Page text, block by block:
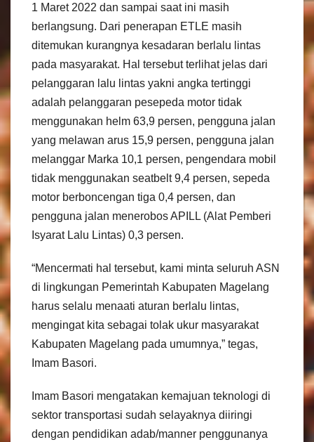
1 Maret 2022 dan sampai saat ini masih
berlangsung. Dari penerapan ETLE masih
ditemukan kurangnya kesadaran berlalu lintas
pada masyarakat. Hal tersebut terlihat jelas dari
pelanggaran lalu lintas yakni angka tertinggi
adalah pelanggaran pesepeda motor tidak
menggunakan helm 63,9 persen, pengguna jalan
yang melawan arus 15,9 persen, pengguna jalan
melanggar Marka 10,1 persen, pengendara mobil
tidak menggunakan seatbelt 9,4 persen, sepeda
motor berboncengan tiga 0,4 persen, dan
pengguna jalan menerobos APILL (Alat Pemberi
Isyarat Lalu Lintas) 0,3 persen.
“Mencermati hal tersebut, kami minta seluruh ASN
di lingkungan Pemerintah Kabupaten Magelang
harus selalu menaati aturan berlalu lintas,
mengingat kita sebagai tolak ukur masyarakat
Kabupaten Magelang pada umumnya,” tegas,
Imam Basori.
Imam Basori mengatakan kemajuan teknologi di
sektor transportasi sudah selayaknya diiringi
dengan pendidikan adab/manner penggunanya